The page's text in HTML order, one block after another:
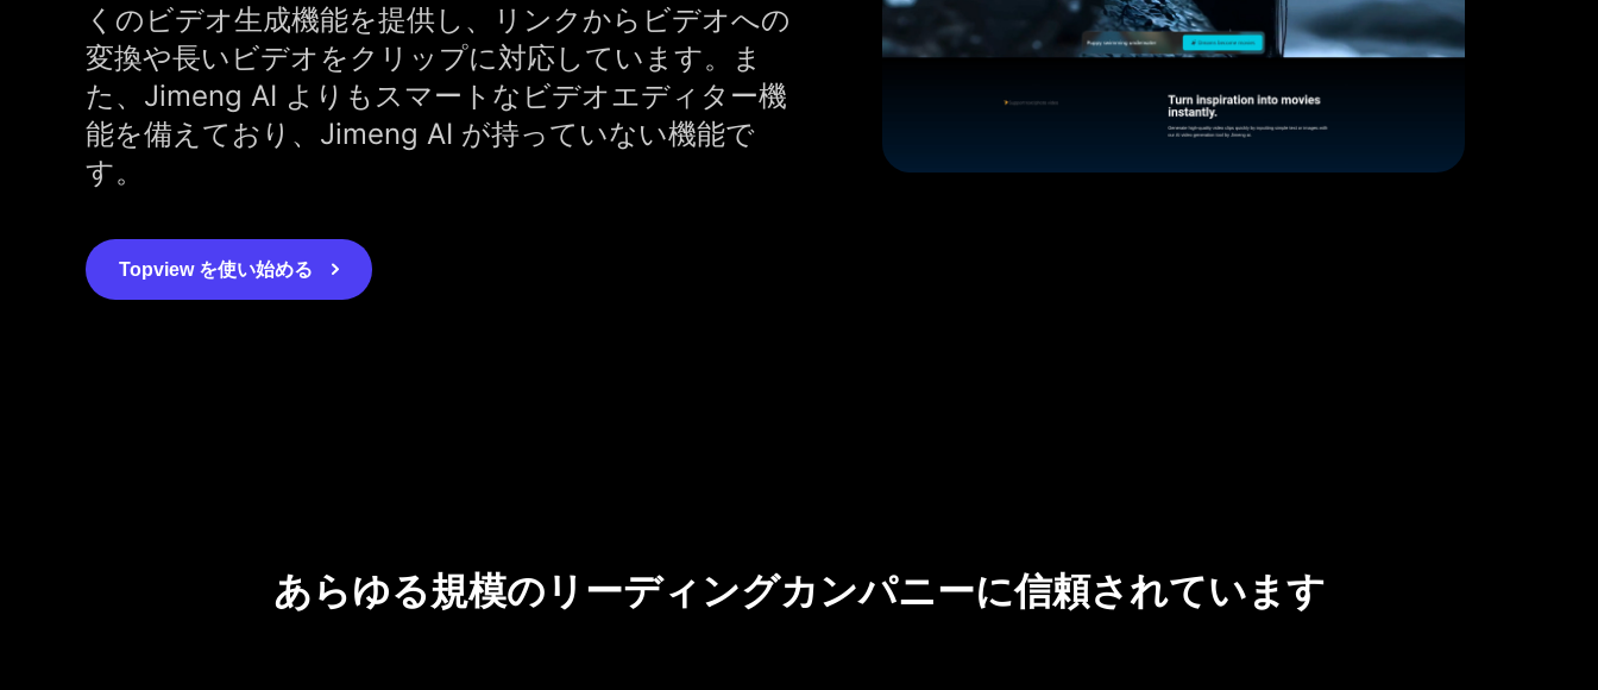
くのビデオ生成機能を提供し、リンクからビデオへの
変換や長いビデオをクリップに対応しています。ま
た、Jimeng AI よりもスマートなビデオエディター機
能を備えており、Jimeng AI が持っていない機能で
す。
Topview を使い始める
あらゆる規模のリーディングカンパニーに信頼されています